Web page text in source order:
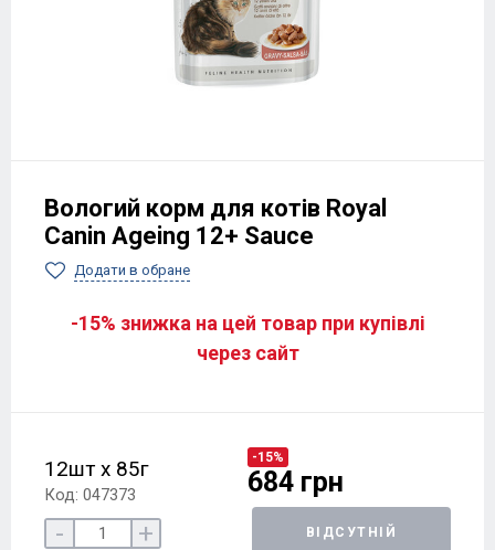
Вологий корм для котів Royal
Canin Ageing 12+ Sauce
Додати в обране
-15% знижка на цей товар при купівлі
через сайт
12шт х 85г
Код: 047373
-15%
684 грн
- + ВІДСУТНІЙ